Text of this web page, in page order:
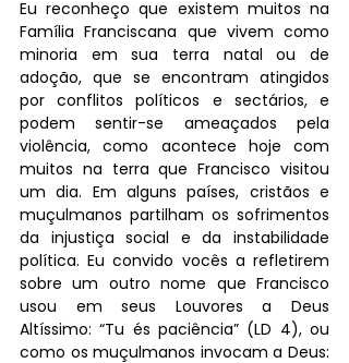
Eu reconheço que existem muitos na
Família Franciscana que vivem como
minoria em sua terra natal ou de
adoção, que se encontram atingidos
por conflitos políticos e sectários, e
podem sentir-se ameaçados pela
violência, como acontece hoje com
muitos na terra que Francisco visitou
um dia. Em alguns países, cristãos e
muçulmanos partilham os sofrimentos
da injustiça social e da instabilidade
política. Eu convido vocês a refletirem
sobre um outro nome que Francisco
usou em seus Louvores a Deus
Altíssimo: “Tu és paciência” (LD 4), ou